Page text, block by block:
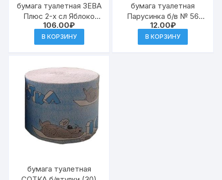
бумага туалетная ЗЕВА
Плюс 2-х сл Яблоко
зеленая 4шт (24)
106.00₽
В КОРЗИНУ
бумага туалетная
Парусинка б/в № 56
(50)
12.00₽
В КОРЗИНУ
бумага туалетная